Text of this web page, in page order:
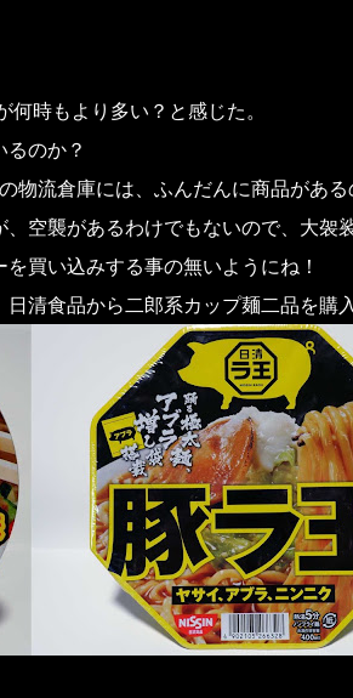
時もより多い？と感じた。
のか？
物流倉庫には、ふんだんに商品があ
空襲があるわけでもないので、大袈
買い込みする事の無いようにね！
清食品から二郎系カップ麺二品を購